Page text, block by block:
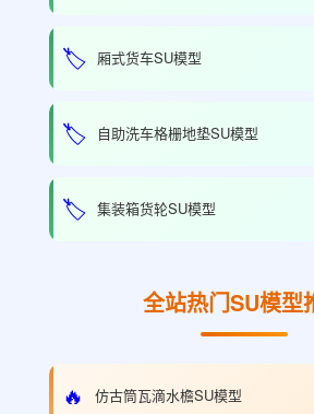
🏷️ 厢式货车SU模型
🏷️ 自助洗车格栅地垫SU模型
🏷️ 集装箱货轮SU模型
全站热门SU模型
🔥 仿古筒瓦滴水檐SU模型